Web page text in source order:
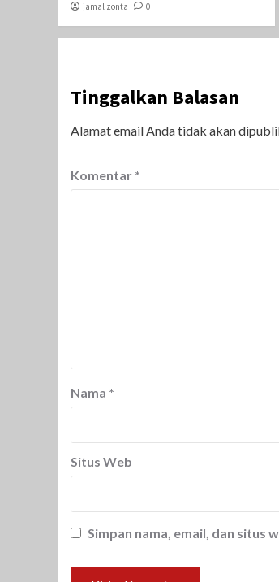
jamal zonta 0
Tinggalkan Balasan
Alamat email Anda tidak akan
Komentar *
Nama *
Situs Web
Simpan nama, email, dan situs